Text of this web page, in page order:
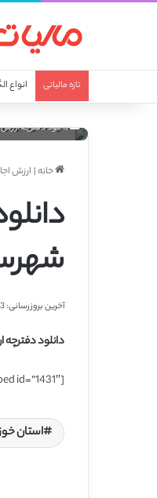
تازه مالیاتی انواع
دانلود دفترچه ارزش اجاری املاک
خانه|ارزش
آخرین بروزرسانی: 08/04/2023
دانلود دفترچه ارزش اجاری
[elfsight_file_embed id=”1431″]
استان